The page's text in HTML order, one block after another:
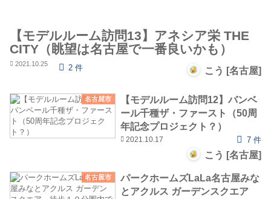
【モデルルーム訪問13】アネシア栄 THE
CITY（眺望は名古屋で一番良いかも）
2021.10.25 2 件 こう [名古屋]
名古屋市
【モデルルーム訪問12】バンベ
ール千種ザ・ファースト（50周
年記念プロジェクト？）
2021.10.17 7 件
こう [名古屋]
名古屋市
パークホームズLaLa名古屋みな
とアクルス ガーデンスクエア